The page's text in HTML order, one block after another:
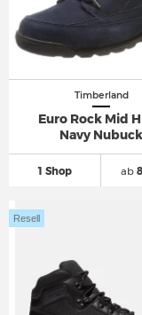
Timberland
Euro Rock Mid
Navy Nubuck
1 Shop ab
Resell